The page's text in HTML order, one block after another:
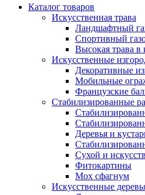
Каталог товаров
Искусственная трава
Ландшафтный
Спортивный
Высокая трава в
Искусственные
Декоративные
Мобильные
Французские
Стабилизированные
Деревья и
Сухой и
Фитокартины
Мох сфагнум
Искусственные